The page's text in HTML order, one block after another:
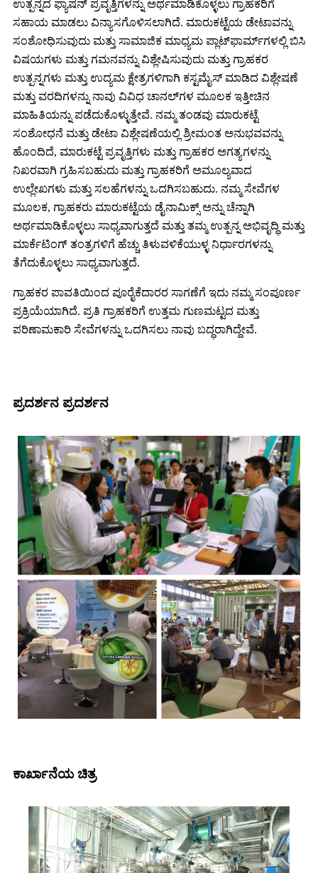
ಉತ್ಪನ್ನದ ಫ್ಯಾಷನ್ ಪ್ರವೃತ್ತಿಗಳನ್ನು ಅರ್ಥಮಾಡಿಕೊಳ್ಳಲು ಗ್ರಾಹಕರಿಗೆ
ಸಹಾಯ ಮಾಡಲು ವಿನ್ಯಾಸಗೊಳಿಸಲಾಗಿದೆ. ಮಾರುಕಟ್ಟೆಯ ಡೇಟಾವನ್ನು
ಸಂಶೋಧಿಸುವುದು ಮತ್ತು ಸಾಮಾಜಿಕ ಮಾಧ್ಯಮ ಪ್ಲಾಟ್‌ಫಾರ್ಮ್‌ಗಳಲ್ಲಿ ಬಿಸಿ
ವಿಷಯಗಳು ಮತ್ತು ಗಮನವನ್ನು ವಿಶ್ಲೇಷಿಸುವುದು ಮತ್ತು ಗ್ರಾಹಕರ
ಉತ್ಪನ್ನಗಳು ಮತ್ತು ಉದ್ಯಮ ಕ್ಷೇತ್ರಗಳಿಗಾಗಿ ಕಸ್ಟಮೈಸ್ ಮಾಡಿದ ವಿಶ್ಲೇಷಣೆ
ಮತ್ತು ವರದಿಗಳನ್ನು ನಾವು ವಿವಿಧ ಚಾನಲ್‌ಗಳ ಮೂಲಕ ಇತ್ತೀಚಿನ
ಮಾಹಿತಿಯನ್ನು ಪಡೆದುಕೊಳ್ಳುತ್ತೇವೆ. ನಮ್ಮ ತಂಡವು ಮಾರುಕಟ್ಟೆ
ಸಂಶೋಧನೆ ಮತ್ತು ಡೇಟಾ ವಿಶ್ಲೇಷಣೆಯಲ್ಲಿ ಶ್ರೀಮಂತ ಅನುಭವವನ್ನು
ಹೊಂದಿದೆ, ಮಾರುಕಟ್ಟೆ ಪ್ರವೃತ್ತಿಗಳು ಮತ್ತು ಗ್ರಾಹಕರ ಅಗತ್ಯಗಳನ್ನು
ನಿಖರವಾಗಿ ಗ್ರಹಿಸಬಹುದು ಮತ್ತು ಗ್ರಾಹಕರಿಗೆ ಅಮೂಲ್ಯವಾದ
ಉಲ್ಲೇಖಗಳು ಮತ್ತು ಸಲಹೆಗಳನ್ನು ಒದಗಿಸಬಹುದು. ನಮ್ಮ ಸೇವೆಗಳ
ಮೂಲಕ, ಗ್ರಾಹಕರು ಮಾರುಕಟ್ಟೆಯ ಡೈನಾಮಿಕ್ಸ್ ಅನ್ನು ಚೆನ್ನಾಗಿ
ಅರ್ಥಮಾಡಿಕೊಳ್ಳಲು ಸಾಧ್ಯವಾಗುತ್ತದೆ ಮತ್ತು ತಮ್ಮ ಉತ್ಪನ್ನ ಅಭಿವೃದ್ಧಿ ಮತ್ತು
ಮಾರ್ಕೆಟಿಂಗ್ ತಂತ್ರಗಳಿಗೆ ಹೆಚ್ಚು ತಿಳುವಳಿಕೆಯುಳ್ಳ ನಿರ್ಧಾರಗಳನ್ನು
ತೆಗೆದುಕೊಳ್ಳಲು ಸಾಧ್ಯವಾಗುತ್ತದೆ.
ಗ್ರಾಹಕರ ಪಾವತಿಯಿಂದ ಪೂರೈಕೆದಾರರ ಸಾಗಣೆಗೆ ಇದು ನಮ್ಮ ಸಂಪೂರ್ಣ
ಪ್ರಕ್ರಿಯೆಯಾಗಿದೆ. ಪ್ರತಿ ಗ್ರಾಹಕರಿಗೆ ಉತ್ತಮ ಗುಣಮಟ್ಟದ ಮತ್ತು
ಪರಿಣಾಮಕಾರಿ ಸೇವೆಗಳನ್ನು ಒದಗಿಸಲು ನಾವು ಬದ್ಧರಾಗಿದ್ದೇವೆ.
ಪ್ರದರ್ಶನ ಪ್ರದರ್ಶನ
ಕಾರ್ಖಾನೆಯ ಚಿತ್ರ